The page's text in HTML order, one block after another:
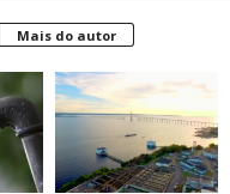
Mais do autor